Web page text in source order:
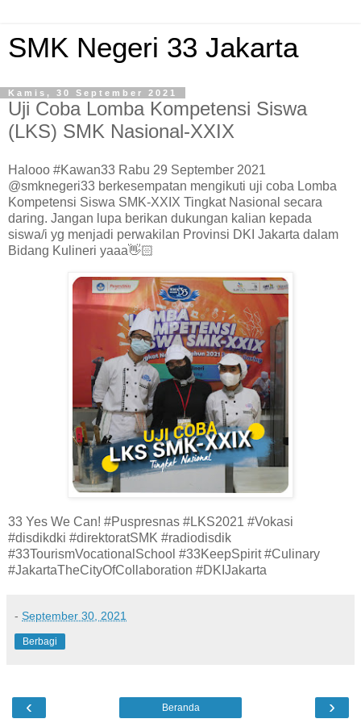
SMK Negeri 33 Jakarta
Kamis, 30 September 2021
Uji Coba Lomba Kompetensi Siswa
(LKS) SMK Nasional-XXIX
Halooo #Kawan33 Rabu 29 September 2021
@smknegeri33 berkesempatan mengikuti uji coba Lomba
Kompetensi Siswa SMK-XXIX Tingkat Nasional secara
daring. Jangan lupa berikan dukungan kalian kepada
siswa/i yg menjadi perwakilan Provinsi DKI Jakarta dalam
Bidang Kulineri yaaa👋🏻
33 Yes We Can! #Puspresnas #LKS2021 #Vokasi
#disdikdki #direktoratSMK #radiodisdik
#33TourismVocationalSchool #33KeepSpirit #Culinary
#JakartaTheCityOfCollaboration #DKIJakarta
- September 30, 2021
Berbagi
‹ ›
Beranda